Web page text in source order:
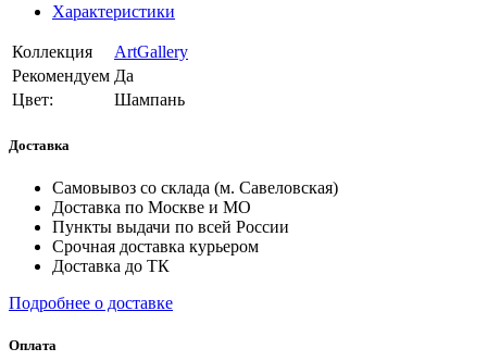
Характеристики
Коллекция
ArtGallery
Рекомендуем Да
Цвет:
Шампань
Доставка
Самовывоз со склада (м. Савеловская)
Доставка по Москве и МО
Пункты выдачи по всей России
Срочная доставка курьером
Доставка до ТК
Подробнее о доставке
Оплата